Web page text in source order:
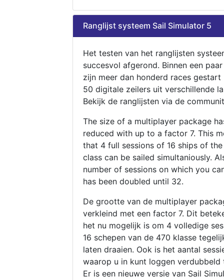
Ranglijst systeem Sail Simulator 5
Het testen van het ranglijsten
succesvol afgerond. Binnen een
zijn meer dan honderd races gestart
50 digitale zeilers uit verschillende
Bekijk de ranglijsten via de
The size of a multiplayer package
reduced with up to a factor 7. This
that 4 full sessions of 16 ships of
class can be sailed simultaniously.
number of sessions on which you
has been doubled until 32.
De grootte van de multiplayer
verkleind met een factor 7. Dit
het nu mogelijk is om 4 volledige
16 schepen van de 470 klasse
laten draaien. Ook is het aantal
waarop u in kunt loggen verdubbeld
Er is een nieuwe versie van Sail